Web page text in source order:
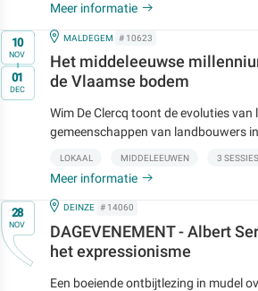
Meer informatie
Op10
NOV
t/m
01
DEC
IN
MALDEGEM # 10623
Het middeleeuwse
de Vlaamse bodem
Wim De Clercq toont de evoluties van
gemeenschappen van landbouwers
LOKAAL MIDDELEEUWEN 3 SESSIES
Meer informatie
Op28
NOV
IN
DEINZE # 14060
DAGEVENEMENT - Albert
het expressionisme
Een boeiende ontbijtlezing in mudel